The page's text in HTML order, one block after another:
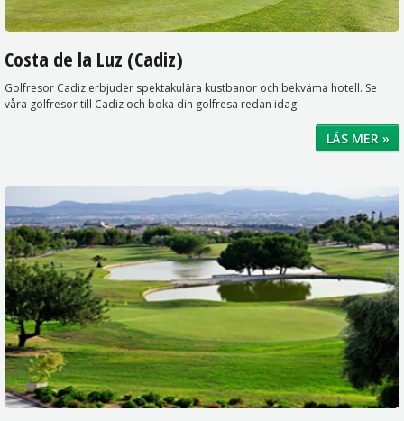
Costa de la Luz (Cadiz)
Golfresor Cadiz erbjuder spektakulära kustbanor och bekväma hotell. Se
våra golfresor till Cadiz och boka din golfresa redan idag!
LÄS MER »